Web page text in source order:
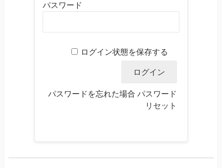
パスワード
ログイン状態を保存する
パスワードを忘れた場合 パスワード
リセット